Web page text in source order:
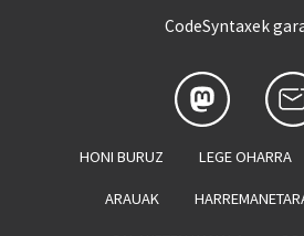
CodeSyntaxek
HONI BURUZ LEGE OHARRA
ARAUAK